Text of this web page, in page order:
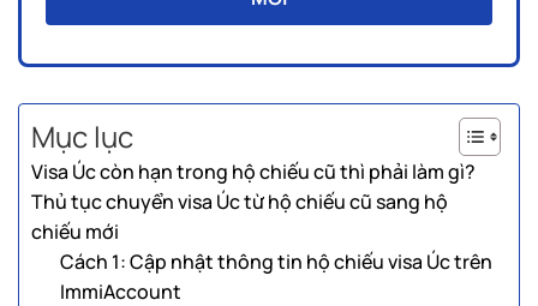
Mục lục
Visa Úc còn hạn trong hộ chiếu cũ thì phải làm gì?
Thủ tục chuyển visa Úc từ hộ chiếu cũ sang hộ
chiếu mới
Cách 1: Cập nhật thông tin hộ chiếu visa Úc trên
ImmiAccount